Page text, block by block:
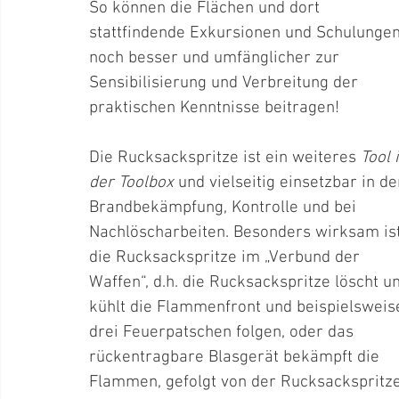
So können die Flächen und dort
stattfindende Exkursionen und Schulungen
noch besser und umfänglicher zur
Sensibilisierung und Verbreitung der
praktischen Kenntnisse beitragen!
Die Rucksackspritze ist ein weiteres Tool
der Toolbox und vielseitig einsetzbar in
Brandbekämpfung, Kontrolle und bei
Nachlöscharbeiten. Besonders wirksam
die Rucksackspritze im „Verbund der
Waffen“, d.h. die Rucksackspritze löscht
kühlt die Flammenfront und
drei Feuerpatschen folgen, oder das
rückentragbare Blasgerät bekämpft die
Flammen, gefolgt von der